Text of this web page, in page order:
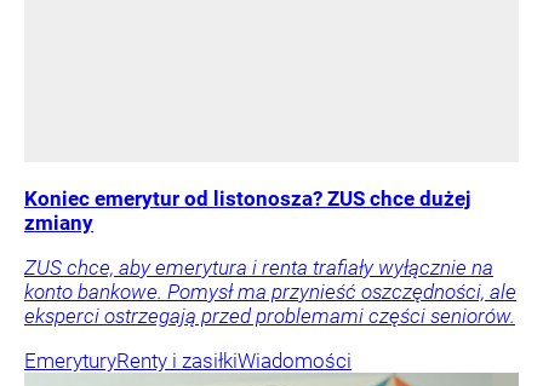
Koniec emerytur od listonosza? ZUS chce dużej
zmiany
ZUS chce, aby emerytura i renta trafiały wyłącznie na
konto bankowe. Pomysł ma przynieść oszczędności, ale
eksperci ostrzegają przed problemami części seniorów.
EmeryturyRenty i zasiłkiWiadomości